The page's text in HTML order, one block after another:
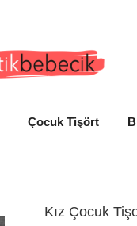
Çocuk Tişört
Kız Çocuk